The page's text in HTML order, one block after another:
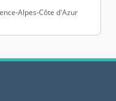
Alpes-Côte d'Azur